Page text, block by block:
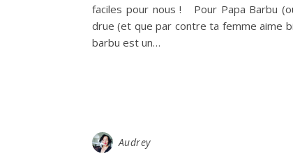
faciles pour nous ! Pour Papa Barbu
drue (et que par contre ta femme aime
barbu est un…
Audrey